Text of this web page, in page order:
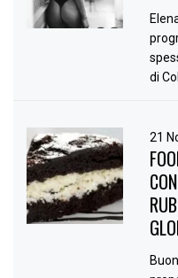
di
21